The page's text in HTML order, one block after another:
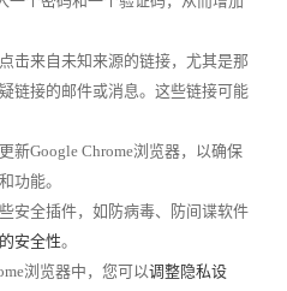
击来自未知来源的链接，尤其是那
链接的邮件或消息。这些链接可能
新Google Chrome浏览器，以确保
功能。
安全插件，如防病毒、防间谍软件
安全性。
浏览器中，您可以调整隐私设